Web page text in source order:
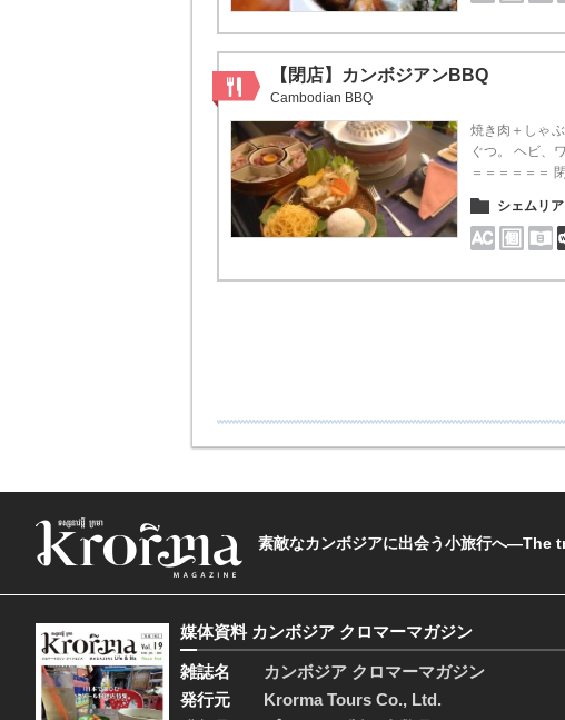
【閉店】カンボジアンBBQ
Cambodian BBQ
焼き肉＋しゃ
ぐつ。 ヘビ、
＝＝＝＝＝＝
シェムリ
素敵なカンボジアに出会う小旅行へ
媒体資料 カンボジア クロマーマガジン
雑誌名
カンボジア クロマーマガジン
発行元
Krorma Tours Co., Ltd.